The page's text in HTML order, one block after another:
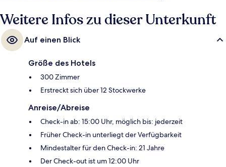
Weitere Infos zu dieser Unterkunft
Auf einen Blick
Größe des Hotels
300 Zimmer
Erstreckt sich über 12 Stockwerke
Anreise/Abreise
Check-in ab: 15:00 Uhr, möglich bis: jederzeit
Früher Check-in unterliegt der Verfügbarkeit
Mindestalter für den Check-in: 21 Jahre
Der Check-out ist um 12:00 Uhr